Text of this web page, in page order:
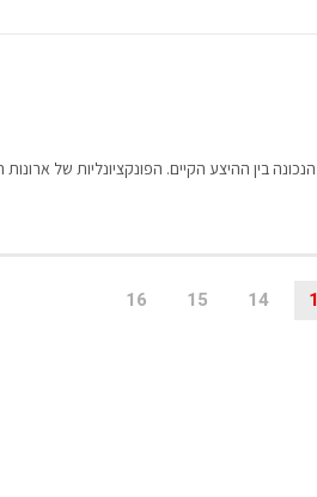
בין ההיצע הקיים. הפונקציונליות של
14
15
16